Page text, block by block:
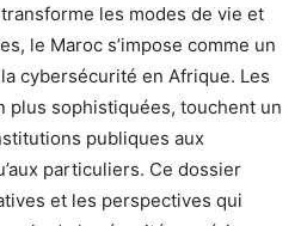
les modes de vie et
le Maroc s’impose comme un
cybersécurité en Afrique. Les
plus sophistiquées, touchent un
publiques aux
particuliers. Ce dossier
et les perspectives qui